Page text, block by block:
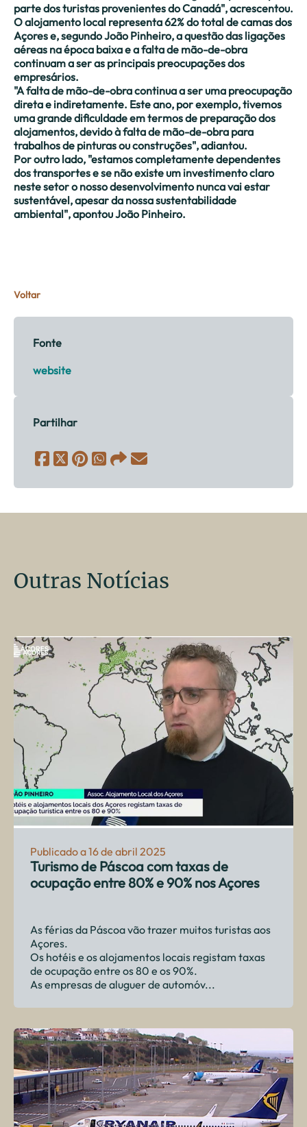
parte dos turistas provenientes do Canadá", acrescentou.
O alojamento local representa 62% do total de camas dos
Açores e, segundo João Pinheiro, a questão das ligações
aéreas na época baixa e a falta de mão-de-obra
continuam a ser as principais preocupações dos
empresários.
"A falta de mão-de-obra continua a ser uma preocupação
direta e indiretamente. Este ano, por exemplo, tivemos
uma grande dificuldade em termos de preparação dos
alojamentos, devido à falta de mão-de-obra para
trabalhos de pinturas ou construções", adiantou.
Por outro lado, "estamos completamente dependentes
dos transportes e se não existe um investimento claro
neste setor o nosso desenvolvimento nunca vai estar
sustentável, apesar da nossa sustentabilidade
ambiental", apontou João Pinheiro.
Voltar
Fonte
website
Partilhar
Outras Notícias
Publicado a 16 de abril 2025
Turismo de Páscoa com taxas de
ocupação entre 80% e 90% nos Açores
As férias da Páscoa vão trazer muitos turistas aos
Açores.
Os hotéis e os alojamentos locais registam taxas
de ocupação entre os 80 e os 90%.
As empresas de aluguer de automóv...